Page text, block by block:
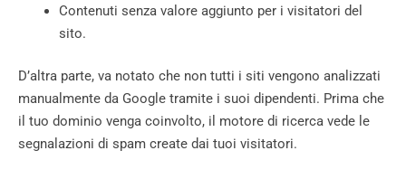
Contenuti senza valore aggiunto per i visitatori del
sito.
D’altra parte, va notato che non tutti i siti vengono analizzati
manualmente da Google tramite i suoi dipendenti. Prima che
il tuo dominio venga coinvolto, il motore di ricerca vede le
segnalazioni di spam create dai tuoi visitatori.